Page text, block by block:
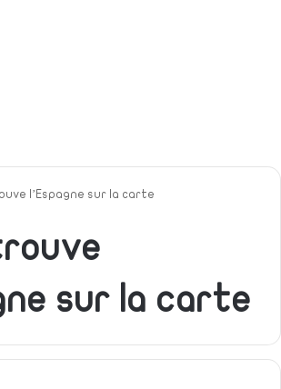
l’Espagne sur la carte
sur la carte